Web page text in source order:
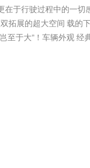
在于行驶过程中的一
拓展的超大空间 载的
至于大”！车辆外观 经